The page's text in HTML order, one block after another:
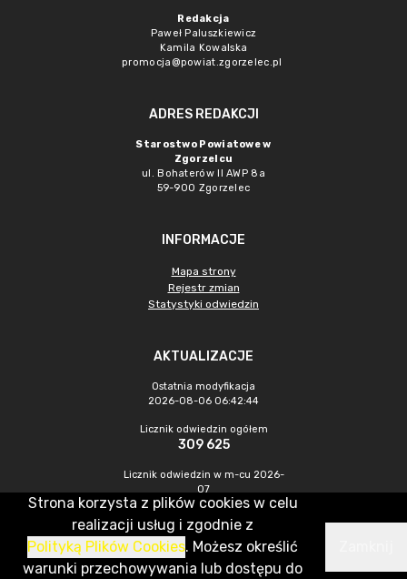
Redakcja
Paweł Paluszkiewicz
Kamila Kowalska
promocja@powiat.zgorzelec.pl
ADRES REDAKCJI
Starostwo Powiatowe w
Zgorzelcu
ul. Bohaterów II AWP 8a
59-900 Zgorzelec
INFORMACJE
Mapa strony
Rejestr zmian
Statystyki odwiedzin
AKTUALIZACJE
Ostatnia modyfikacja
2026-08-06 06:42:44
Licznik odwiedzin ogółem
309 625
Licznik odwiedzin w m-cu 2026-
07
323
CMS & Hosting: Nefeni Sp. z o.o.
Strona korzysta z plików cookies w celu
realizacji usług i zgodnie z
Polityką Plików Cookies. Możesz określić
warunki przechowywania lub dostępu do